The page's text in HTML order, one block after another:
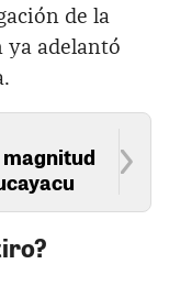
de la
ya adelantó
magnitud